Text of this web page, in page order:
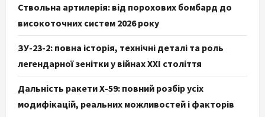
Ствольна артилерія: від порохових бомбард до
високоточних систем 2026 року
ЗУ-23-2: повна історія, технічні деталі та роль
легендарної зенітки у війнах XXI століття
Дальність ракети Х-59: повний розбір усіх
модифікацій, реальних можливостей і факторів